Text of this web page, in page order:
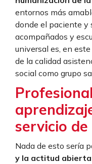
entornos más
donde el paciente y
acompañados y
universal es, en
de la calidad
social como grupo
servicio
Nada de esto sería
y la actitud